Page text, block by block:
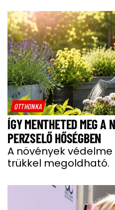
OTTHONKA
ÍGY MENTHETED MEG A
PERZSELŐ HŐSÉGBEN
A növények
trükkel megoldható.